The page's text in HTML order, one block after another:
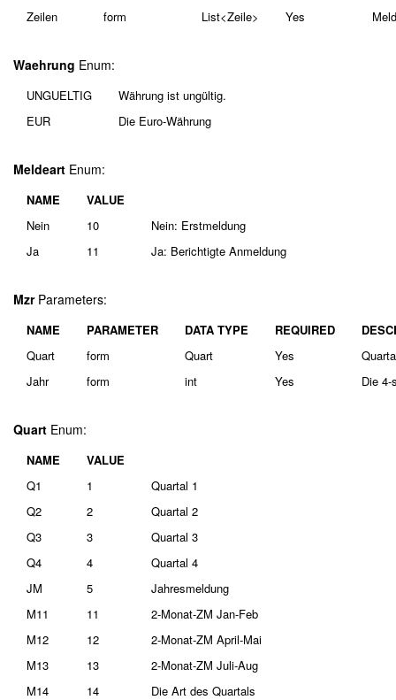
Zeilen
form List<Zeile> Yes
Waehrung Enum:
UNGUELTIG
Währung ist ungültig.
EUR
Die Euro-Währung
Meldeart Enum:
NAME
VALUE
Nein
10
Nein: Erstmeldung
Ja
11 Ja: Berichtigte Anmeldung
MzrParameters:
NAME PARAMETER DATA TYPE REQUIRED
Quart
form Quart Yes
Jahr
form int Yes Die
Quart Enum:
NAME
VALUE
Q1
1
Quartal 1
Q2
2
Quartal 2
Q3
3
Quartal 3
Q4
4
Quartal 4
JM
5
Jahresmeldung
M11
11
2-Monat-ZM Jan-Feb
M12
12
2-Monat-ZM April-Mai
M13
13
2-Monat-ZM Juli-Aug
M14
14
Die Art des Quartals